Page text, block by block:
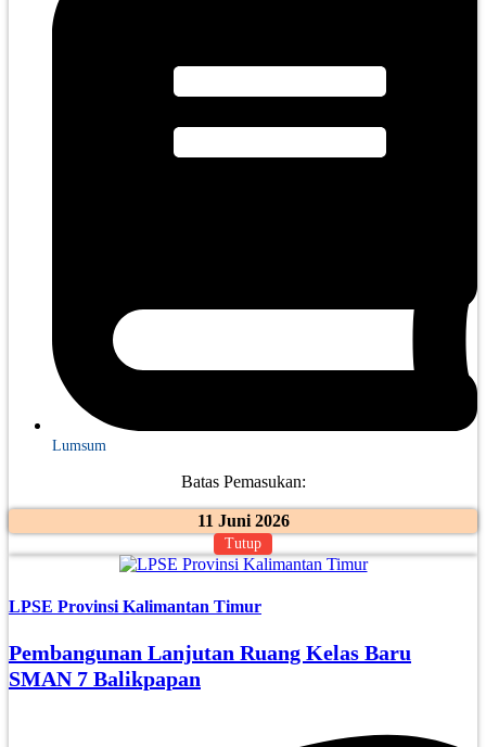
Lumsum
Batas Pemasukan:
11 Juni 2026
Tutup
LPSE Provinsi Kalimantan Timur
Pembangunan Lanjutan Ruang Kelas Baru
SMAN 7 Balikpapan